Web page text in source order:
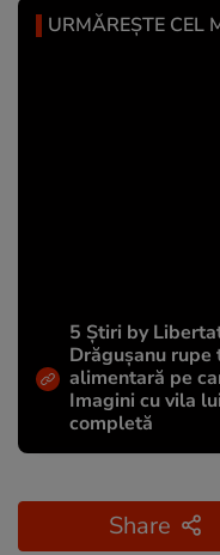
URMĂREȘTE CEL
5 Știri by
Drăgușanu rupe
alimentară pe
Imagini cu vila
completă
Share